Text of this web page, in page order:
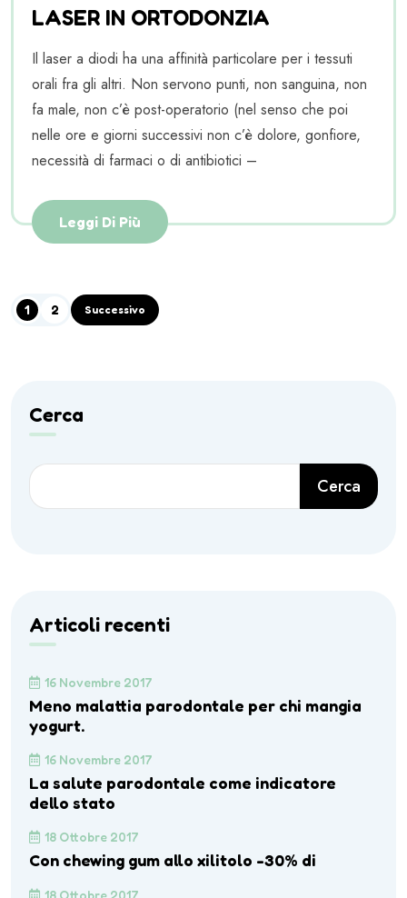
LASER IN ORTODONZIA
Il laser a diodi ha una affinità particolare per i tessuti
orali fra gli altri. Non servono punti, non sanguina, non
fa male, non c’è post-operatorio (nel senso che poi
nelle ore e giorni successivi non c’è dolore, gonfiore,
necessità di farmaci o di antibiotici –
Leggi Di Più
1 2 Successivo
Cerca
Cerca
Articoli recenti
16 Novembre 2017
Meno malattia parodontale per chi mangia
yogurt.
16 Novembre 2017
La salute parodontale come indicatore
dello stato
18 Ottobre 2017
Con chewing gum allo xilitolo -30% di
18 Ottobre 2017